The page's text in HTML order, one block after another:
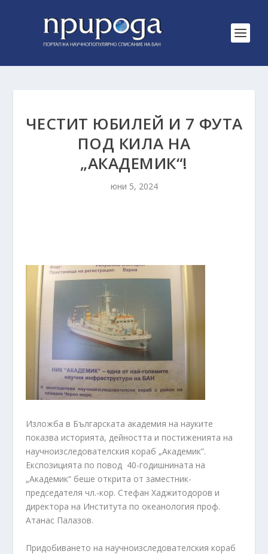
ЧЕСТИТ ЮБИЛЕЙ И 7 ФУТА
ПОД КИЛА НА
„АКАДЕМИК“!
юни 5, 2024
Изложба в Българската академия на науките
показва историята, дейността и постиженията на
научноизследователския кораб „Академик”.
Експозицията по повод 40-годишнината на
„Академик“ беше открита от заместник-
председателя чл.-кор. Стефан Хаджитодоров и
директора на Института по океанология проф.
Атанас Палазов.
Придобиването на научноизследователския кораб